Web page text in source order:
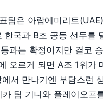
팀은 아랍에미리트
국과 B조 공동 선두를
과는 확정이지만 결코
오르게 되면 A조 1위가
서 만나기엔 부담스런
팀 기니와 플레이오프